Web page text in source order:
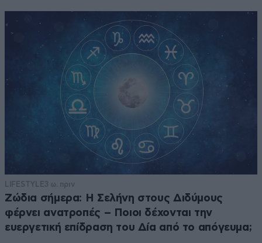
LIFESTYLE3 ω. πριν
Ζώδια σήμερα: Η Σελήνη στους Διδύμους
φέρνει ανατροπές – Ποιοι δέχονται την
ευεργετική επίδραση του Δία από το απόγευμα;